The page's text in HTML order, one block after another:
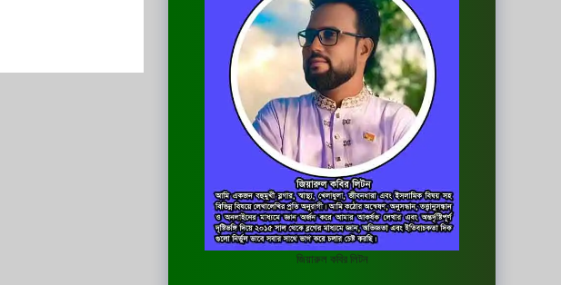
জিয়ারুল কবির লিটন